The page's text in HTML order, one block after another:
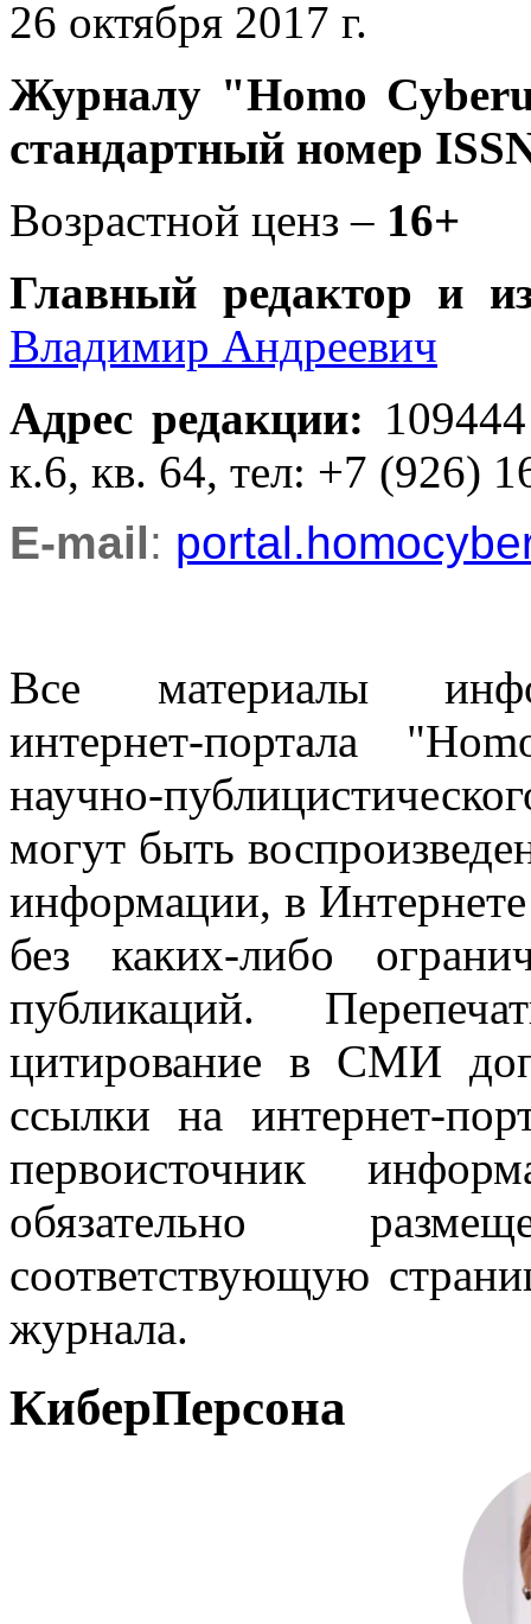
26 октября 2017 г.
Журналу "Homo
стандартный номер
Возрастной ценз – 16+
Главный редактор и
Владимир Андреевич
Адрес редакции:
к.6, кв. 64, тел: +7 (926)
E-mail:
Все материалы
интернет-портала
научно-
могут быть
информации, в
без каких-либо
публикаций.
цитирование в СМИ
ссылки на интернет-
первоисточник
обязательно
соответствующую
журнала.
КиберПерсона